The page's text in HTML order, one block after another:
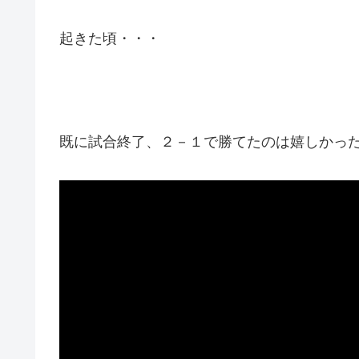
起きた頃・・・
既に試合終了、２－１で勝てたのは嬉しかっ